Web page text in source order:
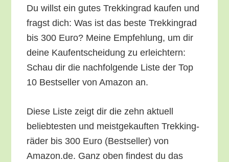
Du willst ein gutes Trek­king­rad kau­fen und
fragst dich: Was ist das bes­te Trek­king­rad
bis 300 Euro? Mei­ne Emp­feh­lung, um dir
dei­ne Kauf­ent­schei­dung zu erleich­tern:
Schau dir die nach­fol­gen­de Lis­te der Top
10 Best­sel­ler von Ama­zon an.
Die­se Lis­te zeigt dir die zehn aktu­ell
belieb­tes­ten und meist­ge­kauf­ten Trek­king­
rä­der bis 300 Euro (Best­sel­ler) von
Amazon.de. Ganz oben fin­dest du das